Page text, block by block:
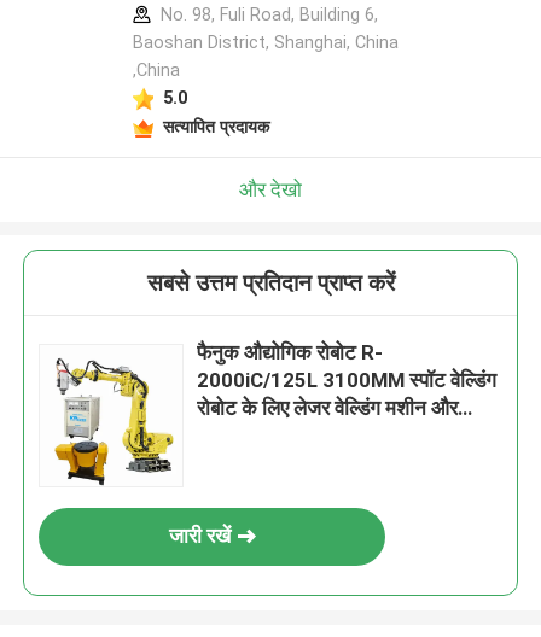
No. 98, Fuli Road, Building 6,
Baoshan District, Shanghai, China
,China
5.0
सत्यापित प्रदायक
और देखो
सबसे उत्तम प्रतिदान प्राप्त करें
फैनुक औद्योगिक रोबोट R-
2000iC/125L 3100MM स्पॉट वेल्डिंग
रोबोट के लिए लेजर वेल्डिंग मशीन और
जारी रखें